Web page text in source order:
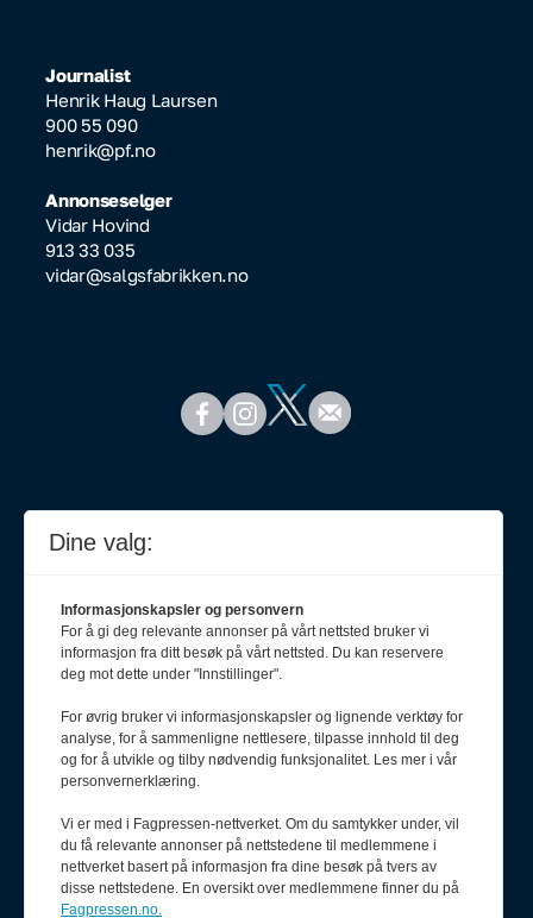
Journalist
Henrik Haug Laursen
900 55 090
henrik@pf.no
Annonseselger
Vidar Hovind
913 33 035
vidar@salgsfabrikken.no
Meld deg på nyhetsbrev
Dine valg:
Informasjonskapsler og personvern
For å gi deg relevante annonser på vårt nettsted bruker vi
informasjon fra ditt besøk på vårt nettsted. Du kan reservere
deg mot dette under "Innstillinger".
For øvrig bruker vi informasjonskapsler og lignende verktøy for
analyse, for å sammenligne nettlesere, tilpasse innhold til deg
og for å utvikle og tilby nødvendig funksjonalitet. Les mer i vår
personvernerklæring.
Vi er med i Fagpressen-nettverket. Om du samtykker under, vil
du få relevante annonser på nettstedene til medlemmene i
nettverket basert på informasjon fra dine besøk på tvers av
disse nettstedene. En oversikt over medlemmene finner du på
Fagpressen.no.